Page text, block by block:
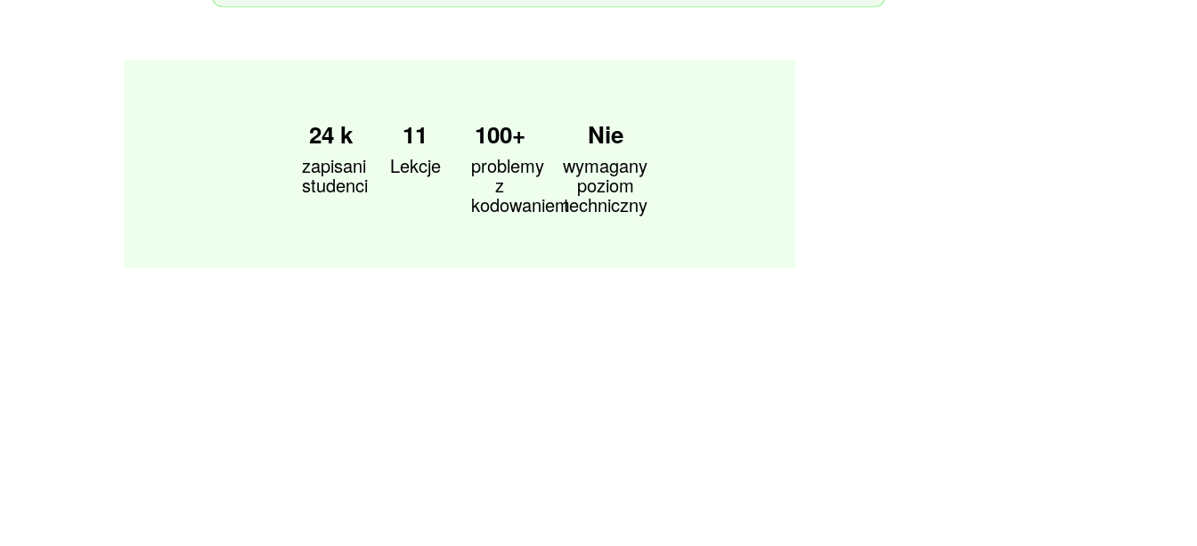
24 k
zapisani
studenci
11
Lekcje
100+
problemy
z
kodowaniem
Nie
wymagany
poziom
techniczny